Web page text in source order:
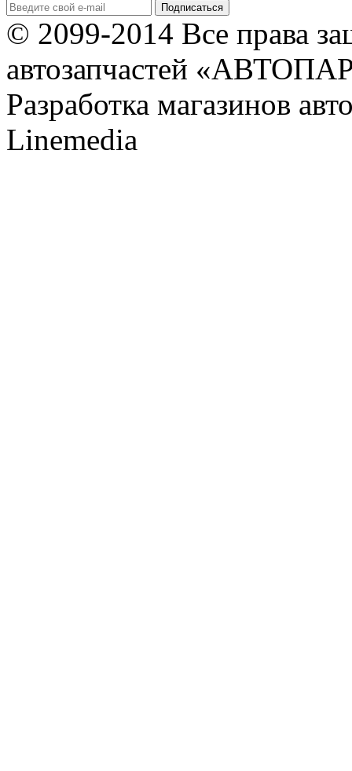
© 2099-2014 Все права
автозапчастей
Разработка магазинов
Linemedia